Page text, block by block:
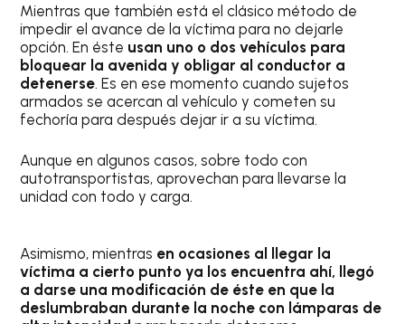
Mientras que también está el clásico método de
impedir el avance de la víctima para no dejarle
opción. En éste usan uno o dos vehículos para
bloquear la avenida y obligar al conductor a
detenerse. Es en ese momento cuando sujetos
armados se acercan al vehículo y cometen su
fechoría para después dejar ir a su víctima.
Aunque en algunos casos, sobre todo con
autotransportistas, aprovechan para llevarse la
unidad con todo y carga.
Asimismo, mientras en ocasiones al llegar la
víctima a cierto punto ya los encuentra ahí, llegó
a darse una modificación de éste en que la
deslumbraban durante la noche con lámparas de